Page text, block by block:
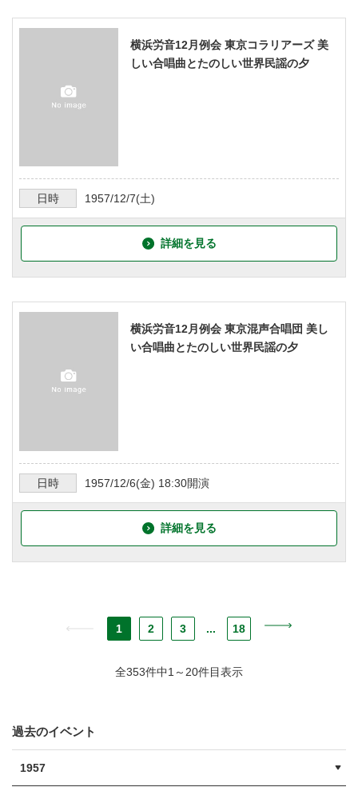
横浜労音12月例会 東京コラリアーズ 美
しい合唱曲とたのしい世界民謡の夕
日時 1957/12/7(土)
詳細を見る
横浜労音12月例会 東京混声合唱団 美し
い合唱曲とたのしい世界民謡の夕
日時 1957/12/6(金) 18:30開演
詳細を見る
1 2 3 ... 18
全353件中1～20件目表示
過去のイベント